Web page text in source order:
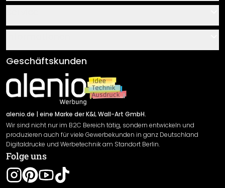
Über uns
Klebe- und Montageanleitungen
Newsletter An-/Abmeldung
Sendungsverfolgung
AGB
Impressum
Versand & Zahlung
Rücksendung
Widerrufsrecht
Datenschutzerklärung
Gewährleistung
Leistungserklärung / CE-Zeichen
Geschäftskunden
alenio.de | eine Marke der K&L Wall-Art GmbH.
Wir sind nicht nur im B2C Bereich tätig, sondern entwickeln und
produzieren auch für viele Gewerbekunden in ganz Deutschland
Digitaldrucke und Werbetechnik am Standort Berlin.
Folge uns